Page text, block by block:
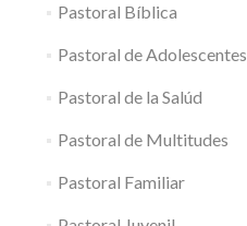
Pastoral Bíblica
Pastoral de Adolescentes
Pastoral de la Salúd
Pastoral de Multitudes
Pastoral Familiar